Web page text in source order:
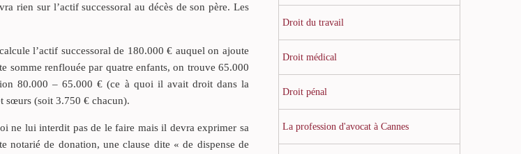
rien sur l’actif successoral au décès de son père. Les
l’actif successoral de 180.000 € auquel on ajoute
renflouée par quatre enfants, on trouve 65.000
80.000 – 65.000 € (ce à quoi il avait droit dans la
sœurs (soit 3.750 € chacun).
ne lui interdit pas de le faire mais il devra exprimer sa
notarié de donation, une clause dite « de dispense de
Droit du travail
Droit médical
Droit pénal
La profession d'avocat à Cannes